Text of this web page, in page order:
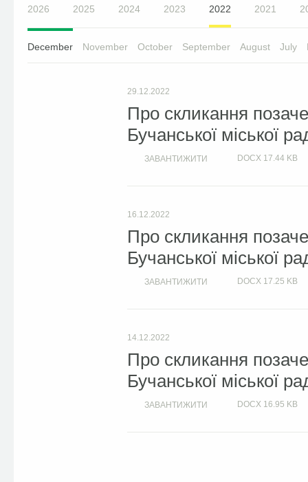
2026 2025 2024 2023 2022 2021
December November October September August July
29.12.2022
Про скликання
Бучанської міської
ЗАВАНТИЖИТИ DOCX 17.44 KB
16.12.2022
Про скликання
Бучанської міської
ЗАВАНТИЖИТИ DOCX 17.25 KB
14.12.2022
Про скликання
Бучанської міської
ЗАВАНТИЖИТИ DOCX 16.95 KB